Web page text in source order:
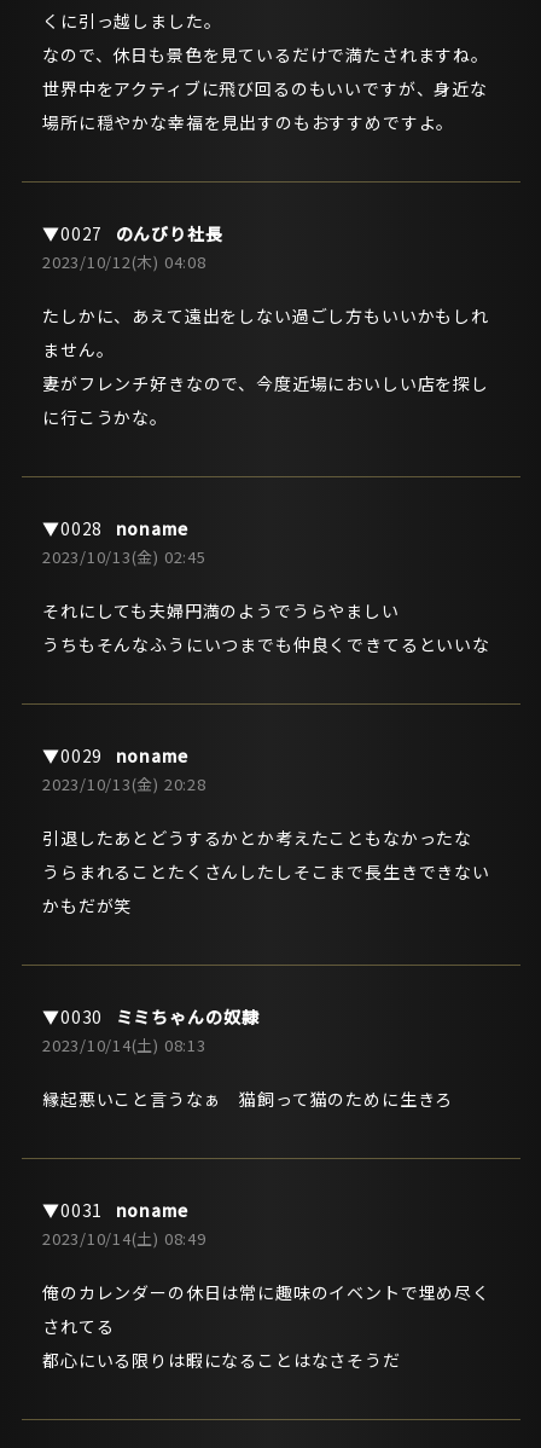
くに引っ越しました。
なので、休日も景色を見ているだけで満たされますね。
世界中をアクティブに飛び回るのもいいですが、身近な
場所に穏やかな幸福を見出すのもおすすめですよ。
のんびり社長
2023/10/12(木) 04:08
たしかに、あえて遠出をしない過ごし方もいいかもしれ
ません。
妻がフレンチ好きなので、今度近場においしい店を探し
に行こうかな。
noname
2023/10/13(金) 02:45
それにしても夫婦円満のようでうらやましい
うちもそんなふうにいつまでも仲良くできてるといいな
noname
2023/10/13(金) 20:28
引退したあとどうするかとか考えたこともなかったな
うらまれることたくさんしたしそこまで長生きできない
かもだが笑
ミミちゃんの奴隷
2023/10/14(土) 08:13
縁起悪いこと言うなぁ 猫飼って猫のために生きろ
noname
2023/10/14(土) 08:49
俺のカレンダーの休日は常に趣味のイベントで埋め尽く
されてる
都心にいる限りは暇になることはなさそうだ